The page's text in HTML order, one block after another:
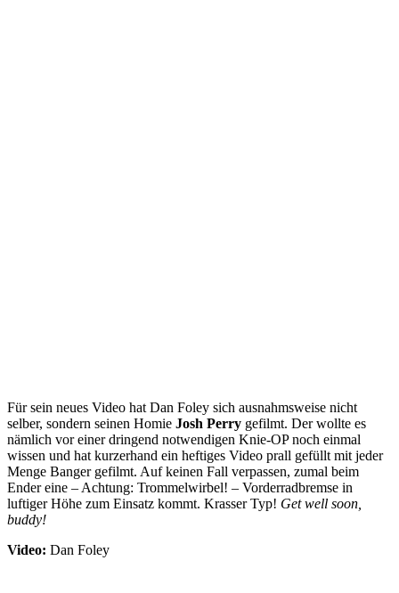
Für sein neues Video hat Dan Foley sich ausnahmsweise nicht
selber, sondern seinen Homie Josh Perry gefilmt. Der wollte es
nämlich vor einer dringend notwendigen Knie-OP noch einmal
wissen und hat kurzerhand ein heftiges Video prall gefüllt mit jeder
Menge Banger gefilmt. Auf keinen Fall verpassen, zumal beim
Ender eine – Achtung: Trommelwirbel! – Vorderradbremse in
luftiger Höhe zum Einsatz kommt. Krasser Typ! Get well soon,
buddy!
Video: Dan Foley